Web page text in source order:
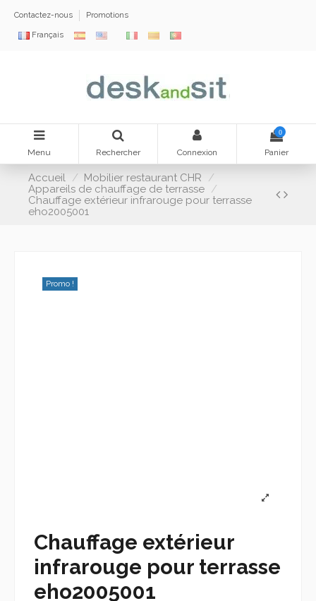
Contactez-nous Promotions
Français
Menu Rechercher Connexion
0
Panier
Accueil
Mobilier restaurant CHR
Appareils de chauffage de terrasse
Chauffage extérieur infrarouge pour terrasse
eho2005001
Promo !
Chauffage extérieur
infrarouge pour terrasse
eho2005001